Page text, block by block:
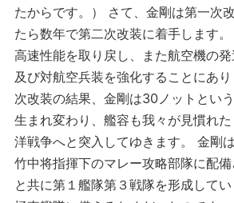
たからです。） さて、金剛は第一次
たら数年で第二次改装に着手します
高速性能を取り戻し、また航空機の
及び対航空兵装を強化することにあ
次改装の結果、金剛は30ノットとい
生まれ変わり、艦容も我々が見慣れ
洋戦争へと突入してゆきます。 金剛
竹中将指揮下のマレー攻略部隊に配
と共に第１艦隊第３戦隊を形成して